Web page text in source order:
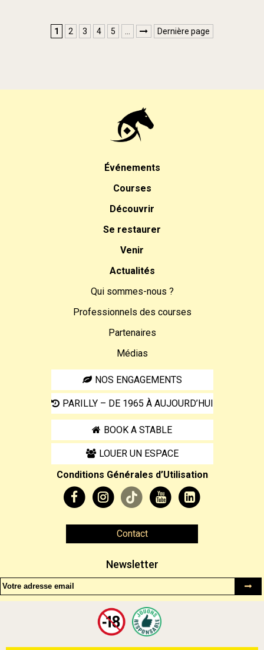
1 2 3 4 5  Dernière page
Événements
Courses
Découvrir
Se restaurer
Venir
Actualités
Qui sommes-nous ?
Professionnels des courses
Partenaires
Médias
NOS ENGAGEMENTS
PARILLY – DE 1965 À AUJOURD’HUI
BOOK A STABLE
LOUER UN ESPACE
Conditions Générales d’Utilisation
Contact
Newsletter